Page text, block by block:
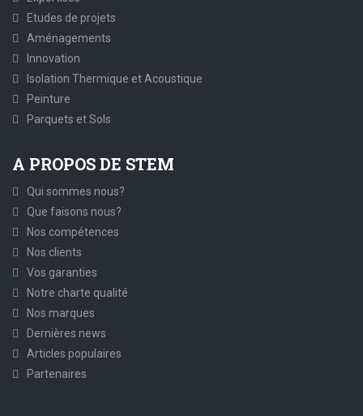
Etudes de projets
Aménagements
Innovation
Isolation Thermique et Acoustique
Peinture
Parquets et Sols
A PROPOS DE STEM
Qui sommes nous?
Que faisons nous?
Nos compétences
Nos clients
Vos garanties
Notre charte qualité
Nos marques
Dernières news
Articles populaires
Partenaires